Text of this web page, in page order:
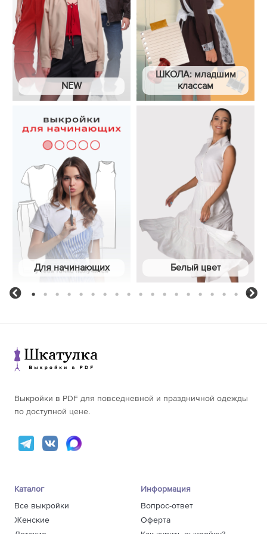
Previous
NEW
Для начинающих
ШКОЛА: младшим
классам
Белый цвет
1 2 3 4 5 6 7 8 9 10 11 12 13 14 15 16 17 18 19
Выкройки в PDF для повседневной и праздничной одежды
по доступной цене.
Каталог
Все выкройки
Женские
Информация
Вопрос-ответ
Оферта